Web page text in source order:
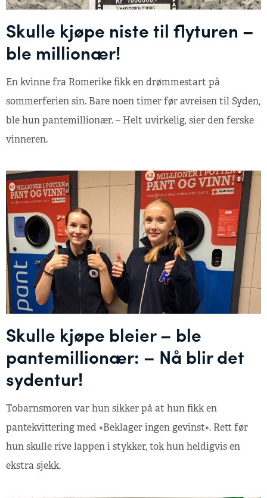
Skulle kjøpe niste til flyturen –
ble millionær!
En kvinne fra Romerike fikk en drømmestart på
sommerferien sin. Bare noen timer før avreisen til Syden,
ble hun pantemillionær. – Helt uvirkelig, sier den ferske
vinneren.
Skulle kjøpe bleier – ble
pantemillionær: – Nå blir det
sydentur!
Tobarnsmoren var hun sikker på at hun fikk en
pantekvittering med «Beklager ingen gevinst». Rett før
hun skulle rive lappen i stykker, tok hun heldigvis en
ekstra sjekk.